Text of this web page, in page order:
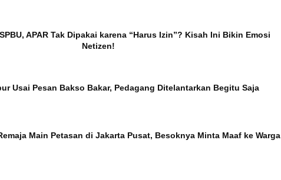
APAR Tak Dipakai karena “Harus Izin”? Kisah Ini Bikin Emosi
Netizen!
Usai Pesan Bakso Bakar, Pedagang Ditelantarkan Begitu Saja
Main Petasan di Jakarta Pusat, Besoknya Minta Maaf ke Warga